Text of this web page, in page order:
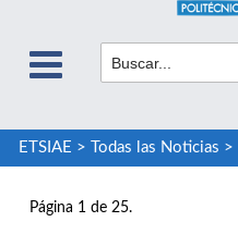
ETSIAE > Todas las Noticias >
Página 1 de 25.